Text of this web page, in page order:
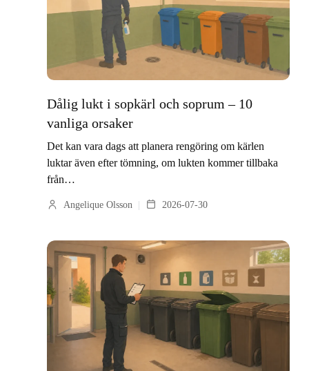
Dålig lukt i sopkärl och soprum – 10
vanliga orsaker
Det kan vara dags att planera rengöring om kärlen
luktar även efter tömning, om lukten kommer tillbaka
från…
Angelique Olsson 2026-07-30